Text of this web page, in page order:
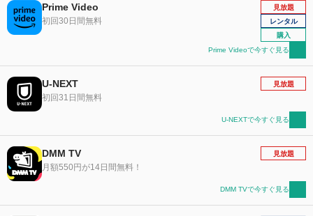
Prime Video
初回30日間無料
見放題
レンタル
購入
Prime Videoで今すぐ見る
U-NEXT
初回31日間無料
見放題
U-NEXTで今すぐ見る
DMM TV
月額550円が14日間無料！
見放題
DMM TVで今すぐ見る